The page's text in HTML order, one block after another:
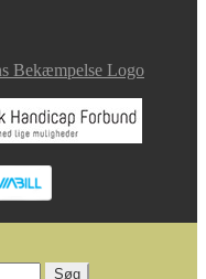
Søg